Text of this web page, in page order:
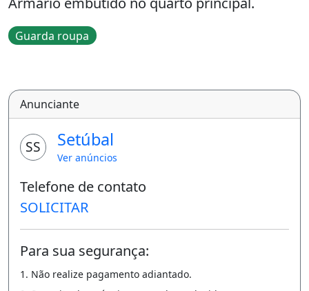
Guarda roupa
Anunciante
SS Setúbal
Ver anúncios
Telefone de contato
SOLICITAR
Para sua segurança:
1. Não realize pagamento adiantado.